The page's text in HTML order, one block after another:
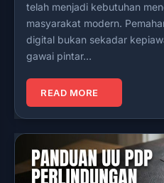
telah menjadi kebutuhan
masyarakat modern.
digital bukan sekadar
gawai pintar…
READ MORE